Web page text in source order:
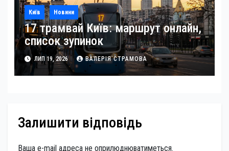
Київ Новини
17 трамвай Київ: маршрут онлайн,
список зупинок
ЛИП 19, 2026 ВАЛЕРІЯ СТРАМОВА
Залишити відповідь
Ваша e-mail адреса не оприлюднюватиметься.